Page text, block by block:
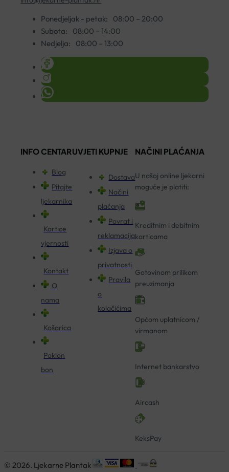
Ponedjeljak - petak:
08:00 – 20:00
Subota:
08:00 – 14:00
Nedjelja:
08:00 – 13:00
INFO CENTAR
Blog
Pitajte
ljekarnika
Kartice
vjernosti
Kontakt
O
nama
Košarica
Poklon
bon
UVJETI KUPNJE
Dostava
Načini
plaćanja
Povrat i
reklamacija
Izjava o
privatnosti
Pravila
o
kolačićima
NAČINI PLAĆANJA
U našoj online ljekarni
moguće je platiti:
Kreditnim i debitnim
karticama
Gotovinom prilikom
preuzimanja
Općom uplatnicom /
virmanom
Internet bankarstvo
Aircash
KeksPay
© 2026. Ljekarne Plantak